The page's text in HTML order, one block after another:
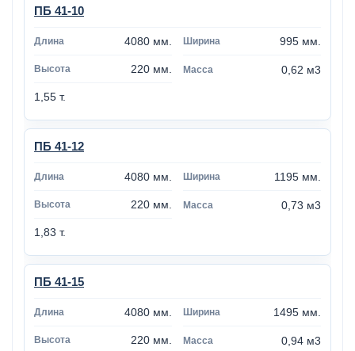
ПБ 41-10
4080 мм. 995 мм.
220 мм. 0,62 м3
1,55 т.
ПБ 41-12
4080 мм. 1195 мм.
220 мм. 0,73 м3
1,83 т.
ПБ 41-15
4080 мм. 1495 мм.
220 мм. 0,94 м3